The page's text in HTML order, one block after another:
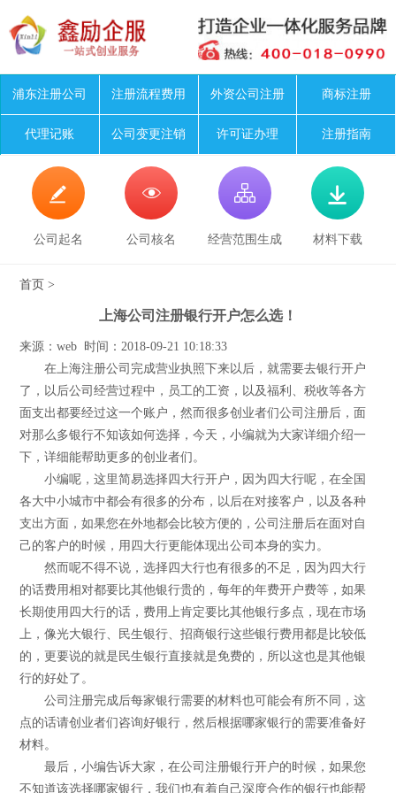
浦东注册公司 注册流程费用 外资公司注册 商标注册
代理记账 公司变更注销 许可证办理 注册指南

公司起名

公司核名

经营范围生成

材料下载
首页 >
上海公司注册银行开户怎么选！
来源：web 时间：2018-09-21 10:18:33
在上海注册公司完成营业执照下来以后，就需要去银行开户
了，以后公司经营过程中，员工的工资，以及福利、税收等各方
面支出都要经过这一个账户，然而很多创业者们公司注册后，面
对那么多银行不知该如何选择，今天，小编就为大家详细介绍一
下，详细能帮助更多的创业者们。
小编呢，这里简易选择四大行开户，因为四大行呢，在全国
各大中小城市中都会有很多的分布，以后在对接客户，以及各种
支出方面，如果您在外地都会比较方便的，公司注册后在面对自
己的客户的时候，用四大行更能体现出公司本身的实力。
然而呢不得不说，选择四大行也有很多的不足，因为四大行
的话费用相对都要比其他银行贵的，每年的年费开户费等，如果
长期使用四大行的话，费用上肯定要比其他银行多点，现在市场
上，像光大银行、民生银行、招商银行这些银行费用都是比较低
的，更要说的就是民生银行直接就是免费的，所以这也是其他银
行的好处了。
公司注册完成后每家银行需要的材料也可能会有所不同，这
点的话请创业者们咨询好银行，然后根据哪家银行的需要准备好
材料。
最后，小编告诉大家，在公司注册银行开户的时候，如果您
不知道该选择哪家银行，我们也有着自己深度合作的银行也能帮